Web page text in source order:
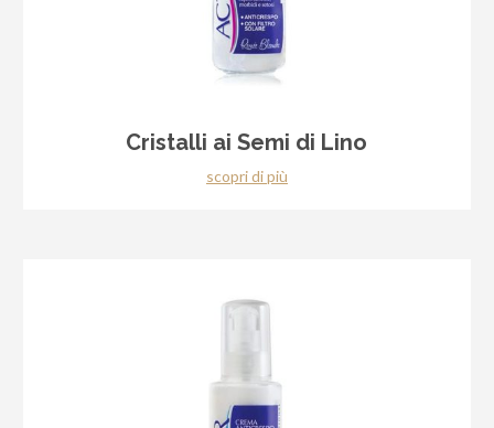
Cristalli ai Semi di Lino
scopri di più